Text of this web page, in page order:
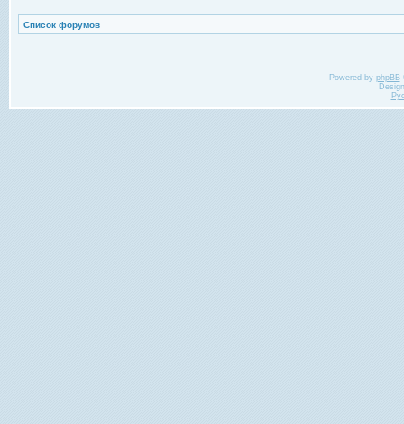
Список форумов
Powered by phpBB